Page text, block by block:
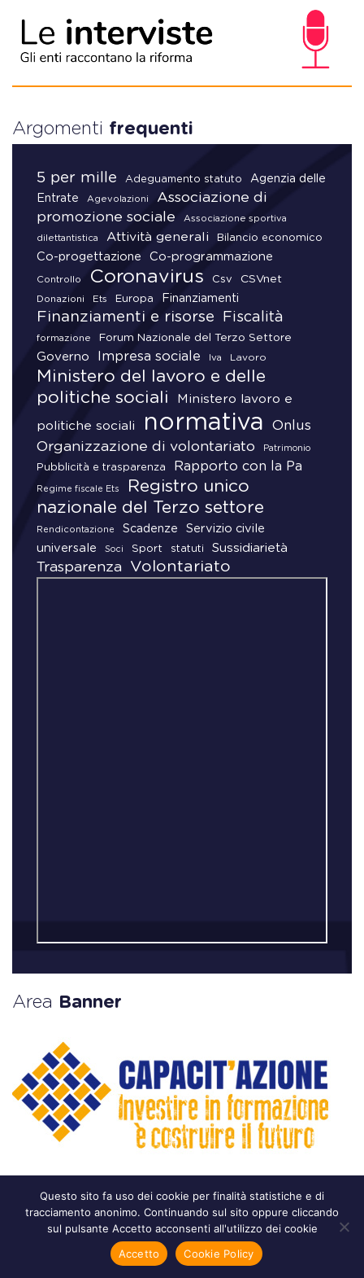
Argomenti frequenti
5 per mille Adeguamento statuto
Agenzia delle
Entrate
Agevolazioni
Associazione di
promozione sociale
Associazione sportiva
dilettantistica Attività generali Bilancio economico
Co-progettazione Co-programmazione
Controllo Coronavirus Csv CSVnet
Donazioni Ets Europa Finanziamenti
Finanziamenti e risorse Fiscalità
formazione Forum Nazionale del Terzo Settore
Governo Impresa sociale Iva Lavoro
Ministero del lavoro e delle
politiche sociali
Ministero lavoro e
politiche sociali normativa Onlus
Organizzazione di volontariato Patrimonio
Pubblicità e trasparenza Rapporto con la Pa
Regime fiscale Ets
Registro unico
nazionale del Terzo settore
Rendicontazione Scadenze
Servizio civile
universale
Soci Sport statuti Sussidiarietà
Trasparenza Volontariato
Area Banner
Questo sito fa uso dei cookie per finalità statistiche e di
tracciamento anonimo. Continuando sul sito oppure cliccando
sul pulsante Accetto acconsenti all'utilizzo dei cookie
Accetto
Cookie Policy